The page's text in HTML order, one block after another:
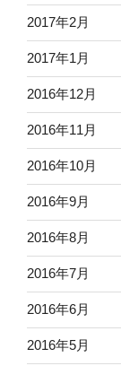
2017年2月
2017年1月
2016年12月
2016年11月
2016年10月
2016年9月
2016年8月
2016年7月
2016年6月
2016年5月